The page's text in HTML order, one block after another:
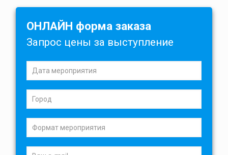
ОНЛАЙН форма заказа
Запрос цены за выступление